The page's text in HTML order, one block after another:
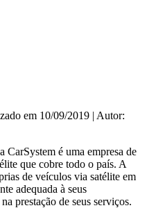
em 10/09/2019 | Autor:
CarSystem é uma empresa de
que cobre todo o país. A
de veículos via satélite em
adequada à seus
prestação de seus serviços.